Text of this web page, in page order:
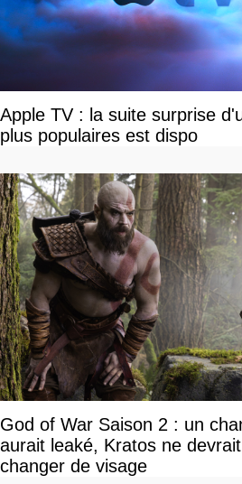
Apple TV : la suite surprise
plus populaires est dispo
God of War Saison 2 : un
aurait leaké, Kratos ne
changer de visage